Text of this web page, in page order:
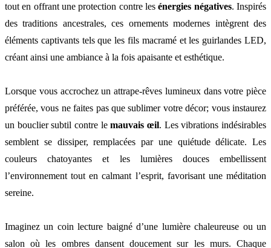
tout en offrant une protection contre lesénergies négatives. Inspirés
des traditions ancestrales, ces ornements modernes intègrent des
éléments captivants tels que les fils macramé et les guirlandes LED,
créant ainsi une ambiance à la fois apaisante et esthétique.
Lorsque vous accrochez un attrape-rêves lumineux dans votre pièce
préférée, vous ne faites pas que sublimer votre décor; vous instaurez
un bouclier subtil contre lemauvais œil. Les vibrations indésirables
semblent se dissiper, remplacées par une quiétude délicate. Les
couleurs chatoyantes et les lumières douces embellissent
l’environnement tout en calmant l’esprit, favorisant une méditation
sereine.
Imaginez un coin lecture baigné d’une lumière chaleureuse ou un
salon où les ombres dansent doucement sur les murs. Chaque